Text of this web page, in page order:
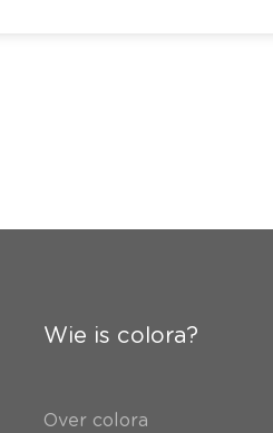
Wie is colora?
Over colora